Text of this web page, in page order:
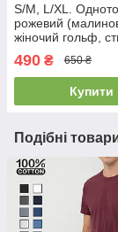
S/M, L/XL.
рожевий
жіночий гольф,
490 ₴ 650 ₴
Купити
Подібні